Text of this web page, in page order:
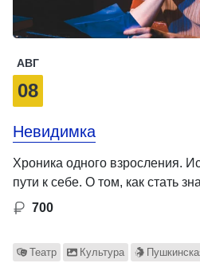
АВГ
08
Невидимка
Хроника одного взросления.
пути к себе. О том, как стать
700
Театр Культура